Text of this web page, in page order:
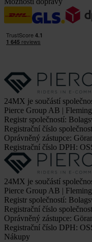
24MX je součástí
Pierce Group AB |
Registr společností:
Registrační číslo
Oprávněný zástupce:
Registrační číslo DPH:
24MX je součástí
Pierce Group AB |
Registr společností:
Registrační číslo
Oprávněný zástupce:
Registrační číslo DPH:
Nákupy